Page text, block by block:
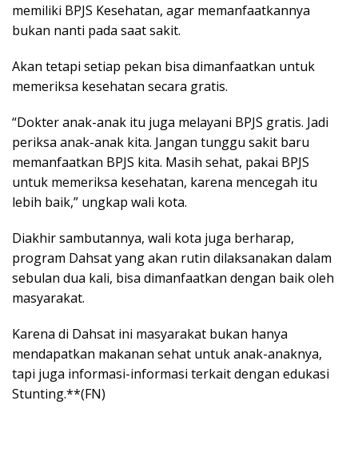
memiliki BPJS Kesehatan, agar memanfaatkannya
bukan nanti pada saat sakit.
Akan tetapi setiap pekan bisa dimanfaatkan untuk
memeriksa kesehatan secara gratis.
“Dokter anak-anak itu juga melayani BPJS gratis. Jadi
periksa anak-anak kita. Jangan tunggu sakit baru
memanfaatkan BPJS kita. Masih sehat, pakai BPJS
untuk memeriksa kesehatan, karena mencegah itu
lebih baik,” ungkap wali kota.
Diakhir sambutannya, wali kota juga berharap,
program Dahsat yang akan rutin dilaksanakan dalam
sebulan dua kali, bisa dimanfaatkan dengan baik oleh
masyarakat.
Karena di Dahsat ini masyarakat bukan hanya
mendapatkan makanan sehat untuk anak-anaknya,
tapi juga informasi-informasi terkait dengan edukasi
Stunting.**(FN)